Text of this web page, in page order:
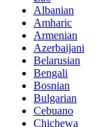
Albanian
Amharic
Armenian
Azerbaijani
Belarusian
Bengali
Bosnian
Bulgarian
Cebuano
Chichewa